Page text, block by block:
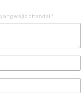
yang wajib ditandai *